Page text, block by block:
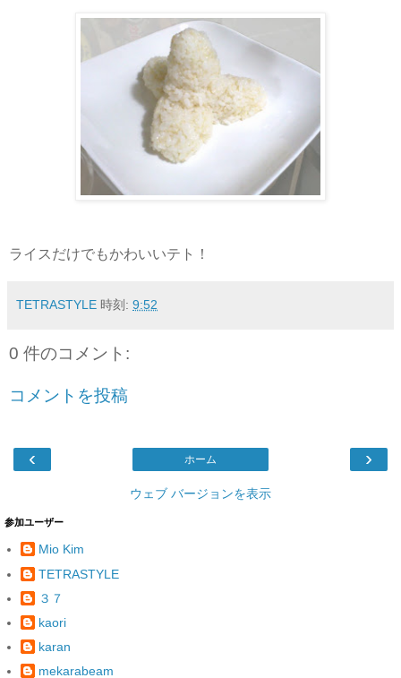
ライスだけでもかわいいテト！
TETRASTYLE 時刻: 9:52
0 件のコメント:
コメントを投稿
‹ ›
ホーム
ウェブ バージョンを表示
参加ユーザー
Mio Kim
TETRASTYLE
３７
kaori
karan
mekarabeam